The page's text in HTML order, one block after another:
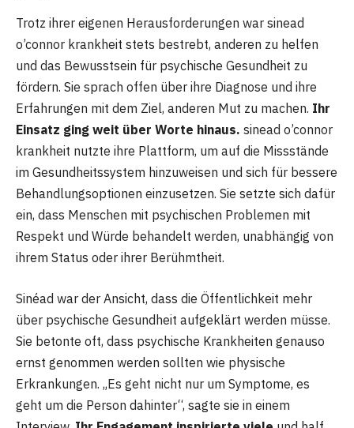
Trotz ihrer eigenen Herausforderungen war sinead
o’connor krankheit stets bestrebt, anderen zu helfen
und das Bewusstsein für psychische Gesundheit zu
fördern. Sie sprach offen über ihre Diagnose und ihre
Erfahrungen mit dem Ziel, anderen Mut zu machen. Ihr
Einsatz ging weit über Worte hinaus. sinead o’connor
krankheit nutzte ihre Plattform, um auf die Missstände
im Gesundheitssystem hinzuweisen und sich für bessere
Behandlungsoptionen einzusetzen. Sie setzte sich dafür
ein, dass Menschen mit psychischen Problemen mit
Respekt und Würde behandelt werden, unabhängig von
ihrem Status oder ihrer Berühmtheit.
Sinéad war der Ansicht, dass die Öffentlichkeit mehr
über psychische Gesundheit aufgeklärt werden müsse.
Sie betonte oft, dass psychische Krankheiten genauso
ernst genommen werden sollten wie physische
Erkrankungen. „Es geht nicht nur um Symptome, es
geht um die Person dahinter“, sagte sie in einem